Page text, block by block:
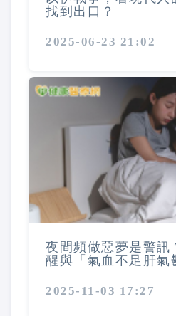
找到出口？
2025-06-23 21:02
夜間頻做惡夢是警訊
醒與「氣血不足肝氣
2025-11-03 17:27